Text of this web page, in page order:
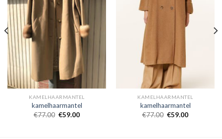
KAMELHAARMANTEL
kamelhaarmantel
€77.00 €59.00
KAMELHAARMANTEL
kamelhaarmantel
€77.00 €59.00